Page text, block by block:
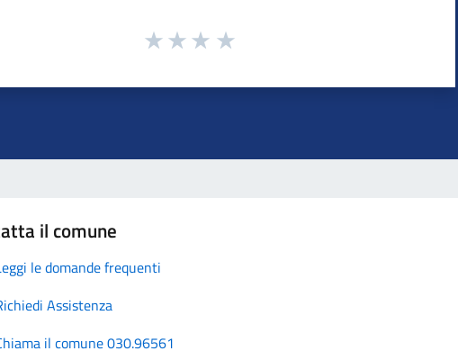
il comune
le domande frequenti
Assistenza
il comune 030.96561